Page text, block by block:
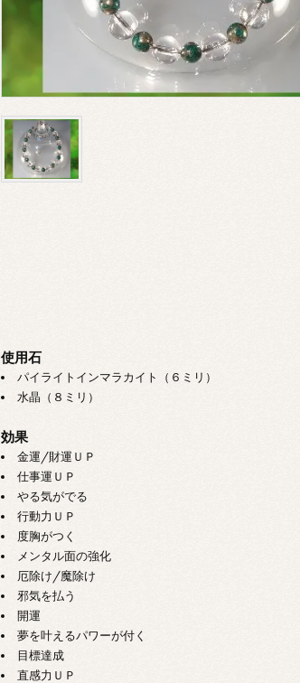
使用石
パイライトインマラカイト（６ミリ）
水晶（８ミリ）
効果
金運/財運ＵＰ
仕事運ＵＰ
やる気がでる
行動力ＵＰ
度胸がつく
メンタル面の強化
厄除け/魔除け
邪気を払う
開運
夢を叶えるパワーが付く
目標達成
直感力ＵＰ